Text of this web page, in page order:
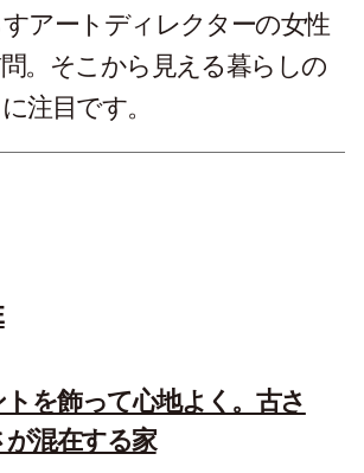
アートディレクターの女性
。そこから見える暮らしの
注目です。
を飾って心地よく。古さ
が混在する家